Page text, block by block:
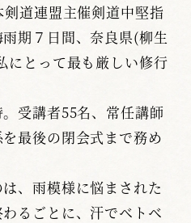
道連盟主催剣道中堅指
期７日間、奈良県(柳生
にとって最も厳しい修行
受講者55名、常任講師
最後の閉会式まで務め
、雨模様に悩まされた
るごとに、汗でベトベ